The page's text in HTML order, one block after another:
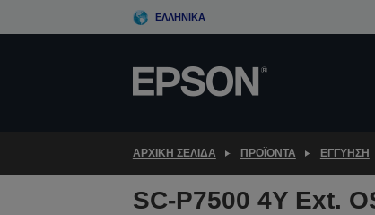
to
ΕΛΛΗΝΙΚΆ
ΑΡΧΙΚΗ ΣΕΛΙΔΑ ΠΡΟΪΌΝΤΑ ΕΓΓΎΗΣΗ
SC-P7500 4Y Ext.